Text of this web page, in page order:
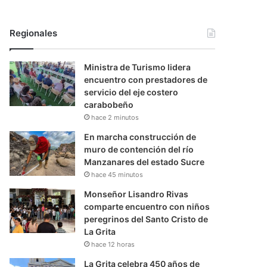
Regionales
Ministra de Turismo lidera
encuentro con prestadores de
servicio del eje costero
carabobeño
hace 2 minutos
En marcha construcción de
muro de contención del río
Manzanares del estado Sucre
hace 45 minutos
Monseñor Lisandro Rivas
comparte encuentro con niños
peregrinos del Santo Cristo de
La Grita
hace 12 horas
La Grita celebra 450 años de